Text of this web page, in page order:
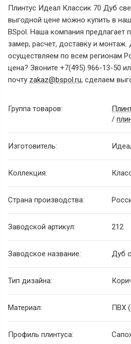
Плинтус Идеал Классик 70 Дуб
выгодной цене можно купить в
BSpol. Наша компания предлагает
замер, расчет, доставку и монтаж.
осуществляем по всем регионам
цена? Звоните +7(495) 966-13-50
почту zakaz@bspol.ru, сделаем
Группа товаров:
/
Изготовитель:
Коллекция:
Страна производства:
Заводской артикул: 212
Заводское название: Дуб
Тип дизайна:
Материал: ПВХ
Профиль плинтуса: